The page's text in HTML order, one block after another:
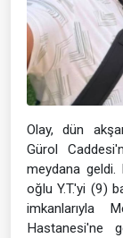
Olay, dün
Gürol
meydana geldi.
oğlu Y.T.'yi (9)
imkanlarıyla
Hastanesi'ne